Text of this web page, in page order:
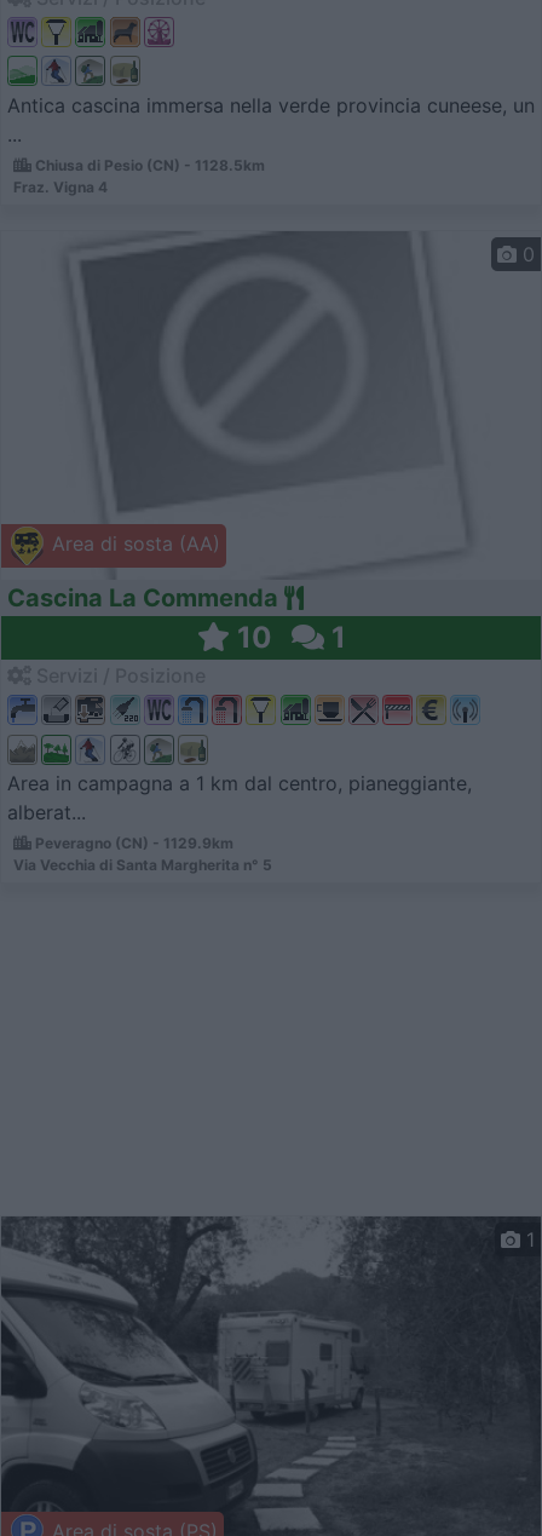
Antica cascina immersa nella verde provincia cuneese, un
...
Chiusa di Pesio (CN) - 1128.5km
Fraz. Vigna 4
Area di sosta (AA)
0
Cascina La Commenda
10 1
Area in campagna a 1 km dal centro, pianeggiante,
alberat...
Peveragno (CN) - 1129.9km
Via Vecchia di Santa Margherita n° 5
1